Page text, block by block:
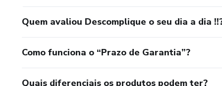
Quem avaliou Descomplique o seu dia a dia
Como funciona o “Prazo de Garantia”?
Quais diferenciais os produtos podem ter?